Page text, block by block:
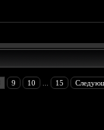
9 10 15